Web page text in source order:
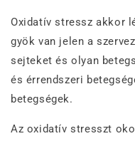
Oxidatív stressz akkor
gyök van jelen a
sejteket és olyan
és érrendszeri
betegségek.
Az oxidatív stresszt